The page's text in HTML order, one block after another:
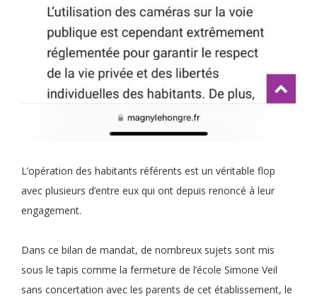
L’opération des habitants référents est un véritable flop
avec plusieurs d’entre eux qui ont depuis renoncé à leur
engagement.
Dans ce bilan de mandat, de nombreux sujets sont mis
sous le tapis comme la fermeture de l’école Simone Veil
sans concertation avec les parents de cet établissement, le